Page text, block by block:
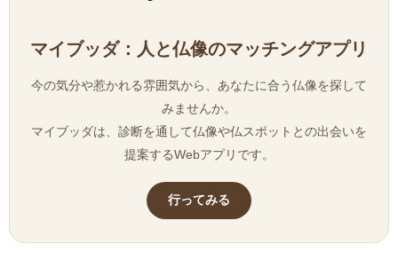
マイブッダ：人と仏像のマッチングアプリ
今の気分や惹かれる雰囲気から、あなたに合う仏像を探して
みませんか。
マイブッダは、診断を通して仏像や仏スポットとの出会いを
提案するWebアプリです。
行ってみる